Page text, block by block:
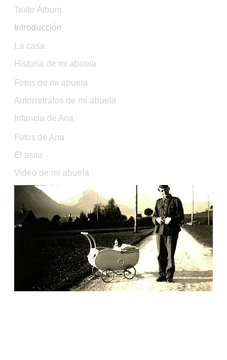
Texto Álbum
Introducción
La casa
Historia de mi abuela
Fotos de mi abuela
Autorretratos de mi abuela
Infancia de Ana
Fotos de Ana
El asilo
Video de mi abuela